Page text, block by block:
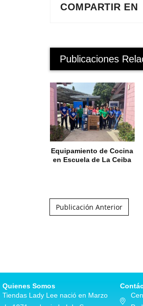
COMPARTIR EN
Publicaciones
Equipamiento de Cocina
en Escuela de La Ceiba
Post navigation
Publicación Anterior
Quienes Somos
Tiendas Lady Lee nació en Marzo